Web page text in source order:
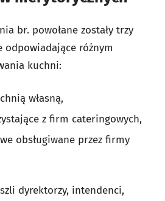
br. powołane zostały trzy
odpowiadające różnym
kuchni:
własną,
z firm cateringowych,
obsługiwane przez firmy
dyrektorzy, intendenci,